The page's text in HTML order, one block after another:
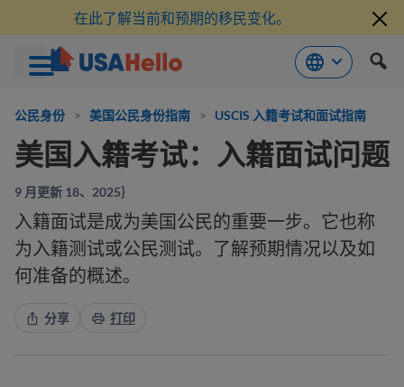
在此了解当前和预期的移民变化。
公民身份 > 美国公民身份指南 > USCIS 入籍考试和面试指南
美国入籍考试：入籍面试问题
9 月更新 18、2025｝
入籍面试是成为美国公民的重要一步。它也称
为入籍测试或公民测试。了解预期情况以及如
何准备的概述。
分享 打印